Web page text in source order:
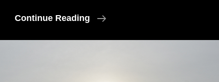
Continue Reading
Gracieus.